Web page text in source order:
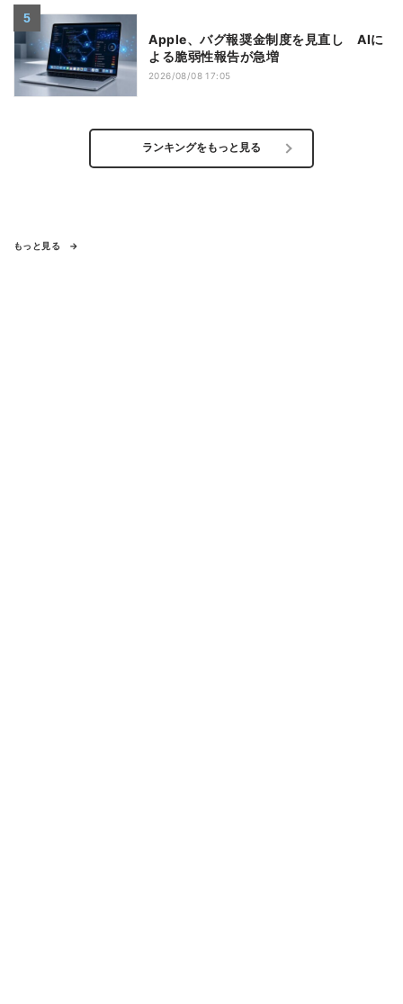
Apple、バグ報奨金制度を見直し AIに
よる脆弱性報告が急増
2026/08/08 17:05
ランキングをもっと見る
もっと見る